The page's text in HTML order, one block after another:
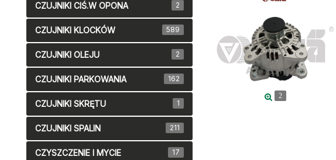
2
CZUJNIKI CIŚ.W OPONA 2
CZUJNIKI KLOCKÓW 589
CZUJNIKI OLEJU 2
CZUJNIKI PARKOWANIA 162
CZUJNIKI SKRĘTU 1
CZUJNIKI SPALIN 211
CZYSZCZENIE I MYCIE 17